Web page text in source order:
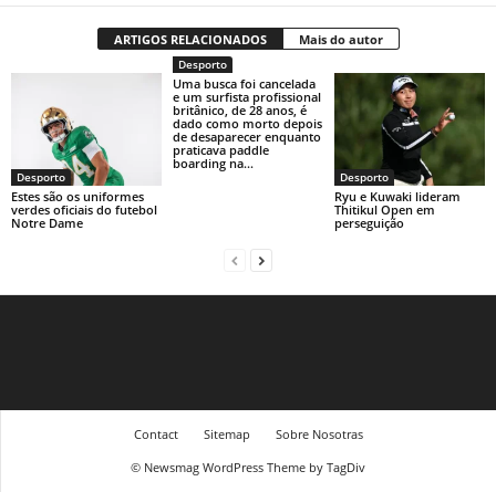
ARTIGOS RELACIONADOS Mais do autor
Desporto
Estes são os uniformes
verdes oficiais do futebol
Notre Dame
Desporto
Uma busca foi cancelada
e um surfista profissional
britânico, de 28 anos, é
dado como morto depois
de desaparecer enquanto
praticava paddle
boarding na...
Desporto
Ryu e Kuwaki lideram
Thitikul Open em
perseguição
Contact Sitemap
Sobre Nosotras
© Newsmag WordPress Theme by TagDiv